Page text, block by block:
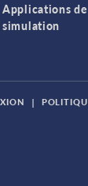
Applications de
simulation
|